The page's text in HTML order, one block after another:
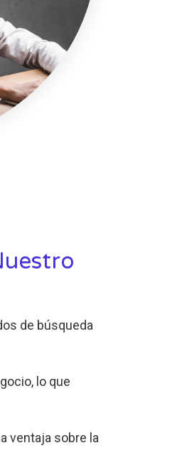
de búsqueda
lo que
ventaja sobre la